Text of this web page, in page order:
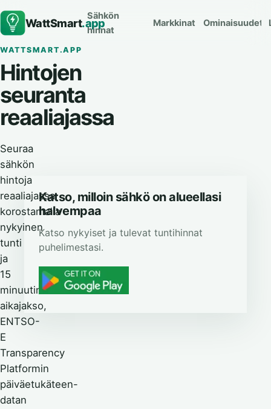
WattSmart.app
Sähkön
hinnat
Markkinat Ominaisuudet
WATTSMART.APP
Hintojen
seuranta
reaaliajassa
Seuraa
sähkön
hintoja
reaaliajassa
korostamalla
nykyinen
tunti
ja
15
minuutin
aikajakso,
ENTSO-
E
Transparency
Platformin
päiväetukäteen-
datan
Katso, milloin sähkö on alueellasi
halvempaa
Katso nykyiset ja tulevat tuntihinnat
puhelimestasi.